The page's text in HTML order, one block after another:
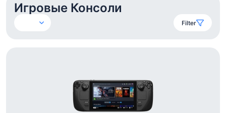
Игровые Консоли
Filter